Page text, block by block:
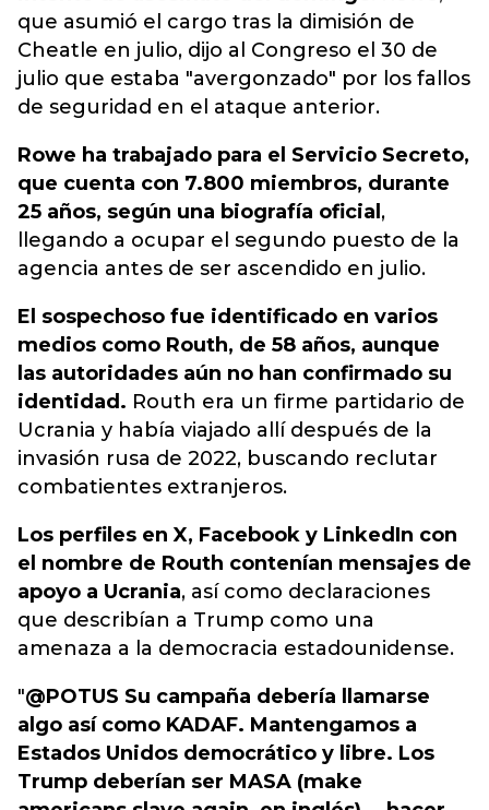
que asumió el cargo tras la dimisión de
Cheatle en julio, dijo al Congreso el 30 de
julio que estaba "avergonzado" por los fallos
de seguridad en el ataque anterior.
Rowe ha trabajado para el Servicio Secreto,
que cuenta con 7.800 miembros, durante
25 años, según una biografía oficial ,
llegando a ocupar el segundo puesto de la
agencia antes de ser ascendido en julio.
El sospechoso fue identificado en varios
medios como Routh, de 58 años, aunque
las autoridades aún no han confirmado su
identidad. Routh era un firme partidario de
Ucrania y había viajado allí después de la
invasión rusa de 2022, buscando reclutar
combatientes extranjeros.
Los perfiles en X, Facebook y LinkedIn con
el nombre de Routh contenían mensajes de
apoyo a Ucrania, así como declaraciones
que describían a Trump como una
amenaza a la democracia estadounidense.
"@POTUS Su campaña debería llamarse
algo así como KADAF. Mantengamos a
Estados Unidos democrático y libre. Los
Trump deberían ser MASA (make